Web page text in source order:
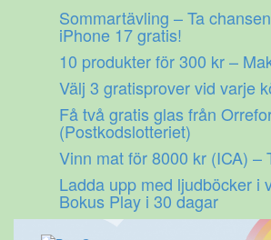
Sommartävling – Ta
iPhone 17 gratis!
10 produkter för 300 kr –
Välj 3 gratisprover vid varje
Få två gratis glas från
(Postkodslotteriet)
Vinn mat för 8000 kr (ICA) –
Ladda upp med ljudböcker i
Bokus Play i 30 dagar